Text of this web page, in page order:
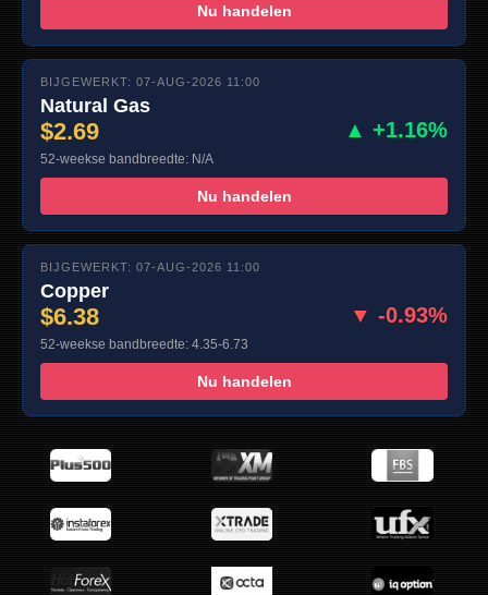
Nu handelen
BIJGEWERKT: 07-AUG-2026 11:00
Natural Gas
$2.69 ▲ +1.16%
52-weekse bandbreedte: N/A
Nu handelen
BIJGEWERKT: 07-AUG-2026 11:00
Copper
$6.38 ▼ -0.93%
52-weekse bandbreedte: 4.35-6.73
Nu handelen